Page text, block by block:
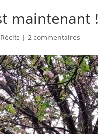
maintenant !
Récits | 2 commentaires